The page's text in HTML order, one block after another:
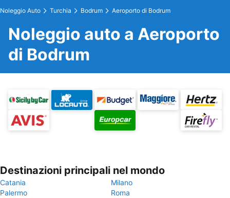
Noleggio Auto Turchia Bodrum Aeroporto di Bodrum
Noleggio auto a Aeroporto
di Bodrum
Destinazioni principali nel mondo
Catania
Milano
Palermo
Roma